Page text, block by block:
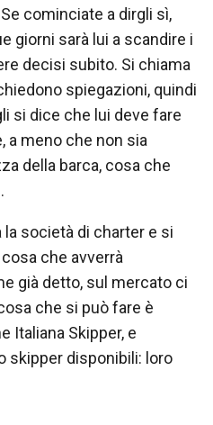
cominciate a dirgli sì,
giorni sarà lui a scandire i
decisi subito. Si chiama
spiegazioni, quindi
si dice che lui deve fare
a meno che non sia
della barca, cosa che
società di charter e si
che avverrà
già detto, sul mercato ci
che si può fare è
Italiana Skipper, e
skipper disponibili: loro